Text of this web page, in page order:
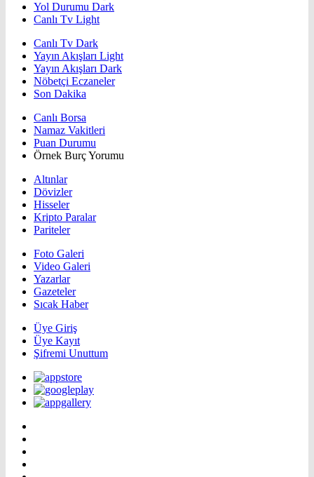
Yol Durumu Dark
Canlı Tv Light
Canlı Tv Dark
Yayın Akışları Light
Yayın Akışları Dark
Nöbetçi Eczaneler
Son Dakika
Canlı Borsa
Namaz Vakitleri
Puan Durumu
Örnek Burç Yorumu
Altınlar
Dövizler
Hisseler
Kripto Paralar
Pariteler
Foto Galeri
Video Galeri
Yazarlar
Gazeteler
Sıcak Haber
Üye Giriş
Üye Kayıt
Şifremi Unuttum